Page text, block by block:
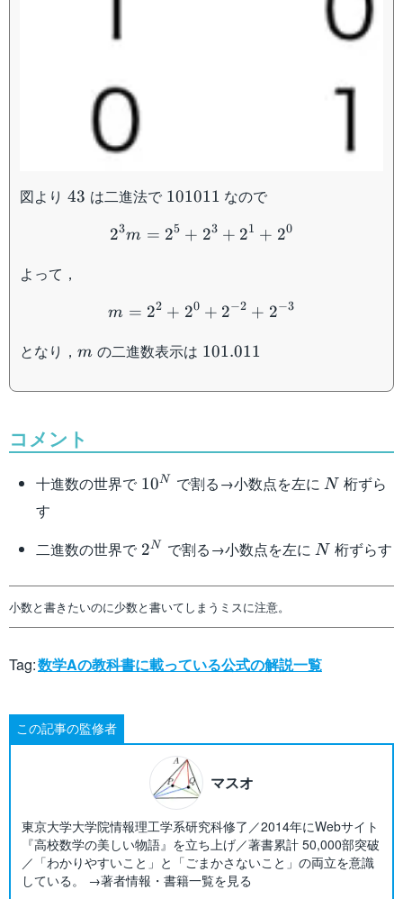
図より 43
43 は二進法で 101011
101011 なので
23m = 25 + 23 + 21 + 20
よって，
m=2^2+2^0+2^{-
m = 22 + 20 + 2−2 + 2−3
となり，m
m の二進数表示は 101.011
101.011
コメント
十進数の世界で 10^N
10N で割る→小数点を左にN
N 桁ずら
す
二進数の世界で 2^N
2N で割る→小数点を左にN
N 桁ずらす
小数と書きたいのに少数と書いてしまうミスに注意。
Tag:数学Aの教科書に載っている公式の解説一覧
この記事の監修者
マスオ
東京大学大学院情報理工学系研究科修了／2014年にWebサイト
『高校数学の美しい物語』を立ち上げ／著書累計 50,000部突破
／「わかりやすいこと」と「ごまかさないこと」の両立を意識
している。 →著者情報・書籍一覧を見る